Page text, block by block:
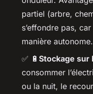
partiel (arbre,
s’effondre pas,
manière autonome.
✅ 🔋 Stockage
consommer
ou la nuit, le